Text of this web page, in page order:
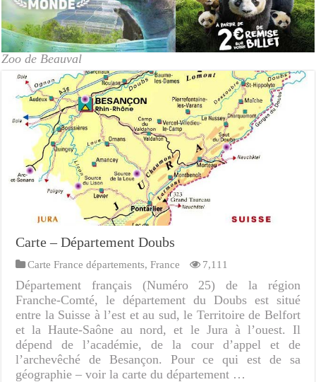
Zoo de Beauval
Carte – Département Doubs
Carte France départements,France 7,111
Département français (Numéro 25) de la région
Franche-Comté, le département du Doubs est situé
entre la Suisse à l’est et au sud, le Territoire de Belfort
et la Haute-Saône au nord, et le Jura à l’ouest. Il
dépend de l’académie, de la cour d’appel et de
l’archevêché de Besançon. Pour ce qui est de sa
géographie – voir la carte du département …